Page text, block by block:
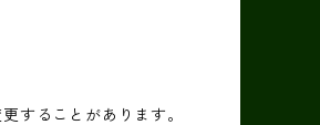
することがあります。